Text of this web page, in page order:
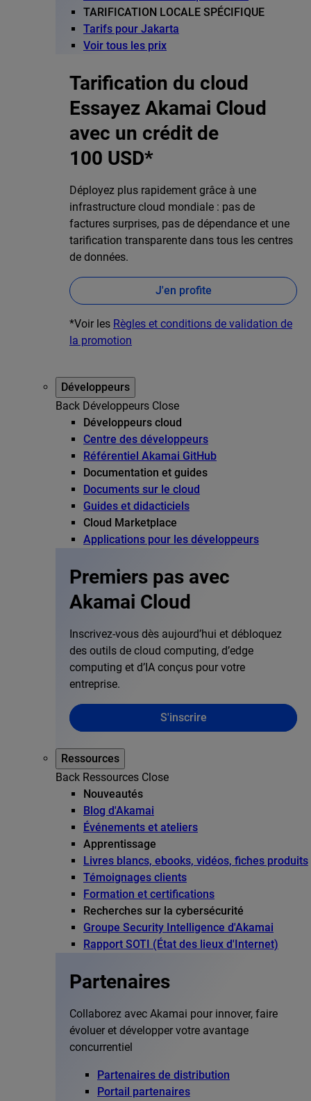
TARIFICATION LOCALE SPÉCIFIQUE
Tarifs pour Jakarta
Voir tous les prix
Tarification du cloud
Essayez Akamai Cloud
avec un crédit de
100 USD*
Déployez plus rapidement grâce à une
infrastructure cloud mondiale : pas de
factures surprises, pas de dépendance et une
tarification transparente dans tous les centres
de données.
J'en profite
*Voir les Règles et conditions de validation de
la promotion
Développeurs
Back Développeurs Close
Développeurs cloud
Centre des développeurs
Référentiel Akamai GitHub
Documentation et guides
Documents sur le cloud
Guides et didacticiels
Cloud Marketplace
Applications pour les développeurs
Premiers pas avec
Akamai Cloud
Inscrivez-vous dès aujourd’hui et débloquez
des outils de cloud computing, d’edge
computing et d’IA conçus pour votre
entreprise.
S'inscrire
Ressources
Back Ressources Close
Nouveautés
Blog d'Akamai
Événements et ateliers
Apprentissage
Livres blancs, ebooks, vidéos, fiches produits
Témoignages clients
Formation et certifications
Recherches sur la cybersécurité
Groupe Security Intelligence d'Akamai
Rapport SOTI (État des lieux d'Internet)
Partenaires
Collaborez avec Akamai pour innover, faire
évoluer et développer votre avantage
concurrentiel
Partenaires de distribution
Portail partenaires